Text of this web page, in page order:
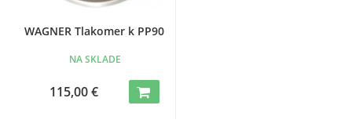
WAGNER Tlakomer k PP90
NA SKLADE
115,00 €